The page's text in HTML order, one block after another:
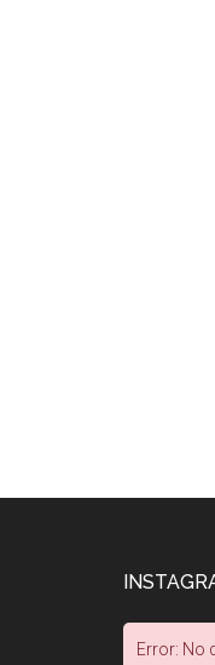
Error: No